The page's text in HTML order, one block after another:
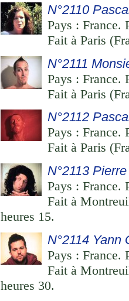
N°2110
Pays : France.
Fait à Paris
N°2111
Pays : France.
Fait à Paris
N°2112
Pays : France.
Fait à Paris
N°2113
Pays : France.
Fait à
heures 15.
N°2114 Yann
Pays : France.
Fait à
heures 30.